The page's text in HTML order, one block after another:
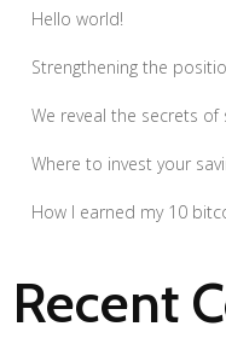
Hello world!
Strengthening the
We reveal the secrets
Where to invest your
How I earned my 10
Recent